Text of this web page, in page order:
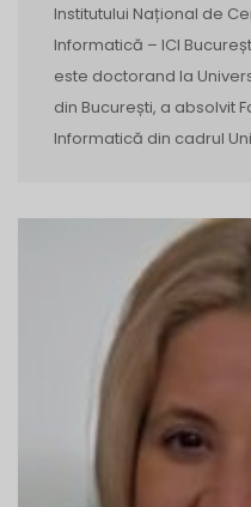
Institutului Național de
Informatică – ICI
este doctorand la
din București, a absolvit
Informatică din cadrul